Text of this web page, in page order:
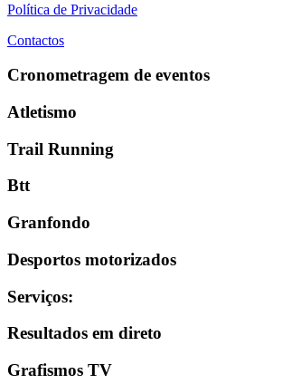
Política de Privacidade
Contactos
Cronometragem de eventos
Atletismo
Trail Running
Btt
Granfondo
Desportos motorizados
Serviços:
Resultados em direto
Grafismos TV